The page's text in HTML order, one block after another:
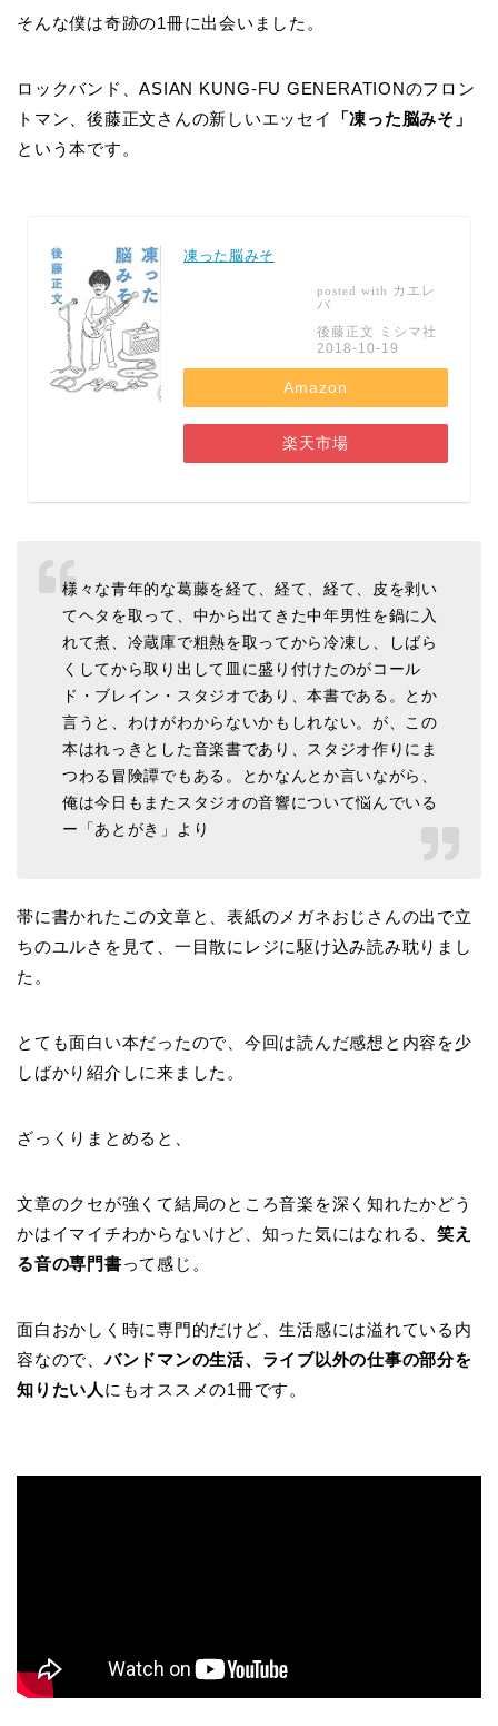
そんな僕は奇跡の1冊に出会いました。
ロックバンド、ASIAN KUNG-FU GENERATIONのフロン
トマン、後藤正文さんの新しいエッセイ
「凍った脳みそ」
という本です。
凍った脳みそ
posted with カエレ
バ
後藤正文 ミシマ社
2018-10-19
Amazon
楽天市場
様々な青年的な葛藤を経て、経て、経て、皮を剥い
てヘタを取って、中から出てきた中年男性を鍋に入
れて煮、冷蔵庫で粗熱を取ってから冷凍し、しばら
くしてから取り出して皿に盛り付けたのがコール
ド・ブレイン・スタジオであり、本書である。とか
言うと、わけがわからないかもしれない。が、この
本はれっきとした音楽書であり、スタジオ作りにま
つわる冒険譚でもある。とかなんとか言いながら、
俺は今日もまたスタジオの音響について悩んでいる
ー「あとがき」より
帯に書かれたこの文章と、表紙のメガネおじさんの出で立
ちのユルさを見て、一目散にレジに駆け込み読み耽りまし
た。
とても面白い本だったので、今回は読んだ感想と内容を少
しばかり紹介しに来ました。
ざっくりまとめると、
文章のクセが強くて結局のところ音楽を深く知れたかどう
かはイマイチわからないけど、知った気にはなれる、笑え
る音の専門書って感じ。
面白おかしく時に専門的だけど、生活感には溢れている内
容なので、バンドマンの生活、ライブ以外の仕事の部分を
知りたい人 にもオススメの1冊です。